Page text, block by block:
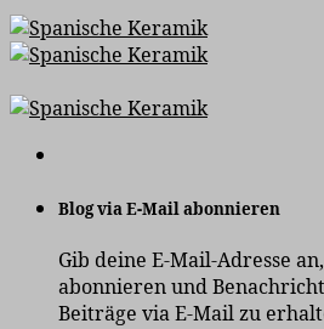
Blog via E-Mail abonnieren
Gib deine E-Mail-Adresse
abonnieren und
Beiträge via E-Mail zu